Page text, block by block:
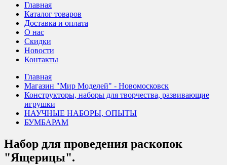
Главная
Каталог товаров
Доставка и оплата
О нас
Скидки
Новости
Контакты
Главная
Магазин "Мир Моделей" - Новомосковск
Конструкторы, наборы для творчества, развивающие
игрушки
НАУЧНЫЕ НАБОРЫ, ОПЫТЫ
БУМБАРАМ
Набор для проведения раскопок
"Ящерицы".